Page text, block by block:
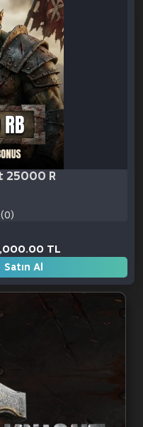
25000 RB + 15000 RB
(0)
TL
Satın Al